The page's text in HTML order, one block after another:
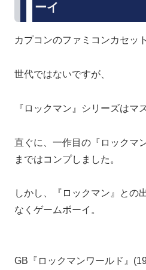
ーイ
カプコンのファミコンカセッ
世代ではないですが、
『ロックマン』シリーズはマ
直ぐに、一作目の『ロックマ
まではコンプしました。
しかし、『ロックマン』との
なくゲームボーイ。
GB『ロックマンワールド』